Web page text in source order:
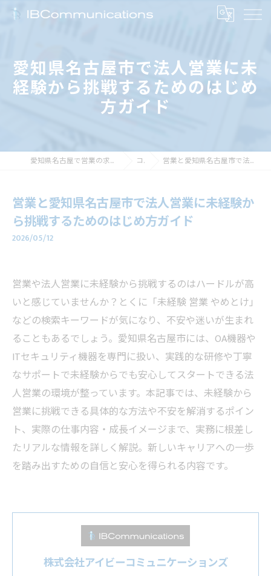
愛知県名古屋市で法人営業に未
経験から挑戦するためのはじめ
方ガイド
愛知県名古屋で営業の求人なら株式会社アイビーコミュニケーションズ コラム 営業と愛知県名古屋市で法人営業に未経験から挑戦するためのはじめ方ガイド
営業と愛知県名古屋市で法人営業に未経験か
ら挑戦するためのはじめ方ガイド
2026/05/12
営業や法人営業に未経験から挑戦するのはハードルが高
いと感じていませんか？とくに「未経験 営業 やめとけ」
などの検索キーワードが気になり、不安や迷いが生まれ
ることもあるでしょう。愛知県名古屋市には、OA機器や
ITセキュリティ機器を専門に扱い、実践的な研修や丁寧
なサポートで未経験からでも安心してスタートできる法
人営業の環境が整っています。本記事では、未経験から
営業に挑戦できる具体的な方法や不安を解消するポイン
ト、実際の仕事内容・成長イメージまで、実務に根差し
たリアルな情報を詳しく解説。新しいキャリアへの一歩
を踏み出すための自信と安心を得られる内容です。
株式会社アイビーコミュニケーションズ